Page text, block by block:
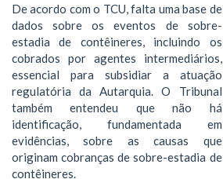
De acordo com o TCU, falta uma base de
dados sobre os eventos de sobre-
estadia de contêineres, incluindo os
cobrados por agentes intermediários,
essencial para subsidiar a atuação
regulatória da Autarquia. O Tribunal
também entendeu que não há
identificação, fundamentada em
evidências, sobre as causas que
originam cobranças de sobre-estadia de
contêineres.